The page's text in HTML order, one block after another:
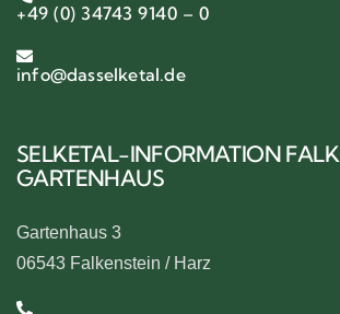
+49 (0) 34743 9140 – 0
info@dasselketal.de
SELKETAL-INFORMATION
GARTENHAUS
Gartenhaus 3
06543 Falkenstein / Harz